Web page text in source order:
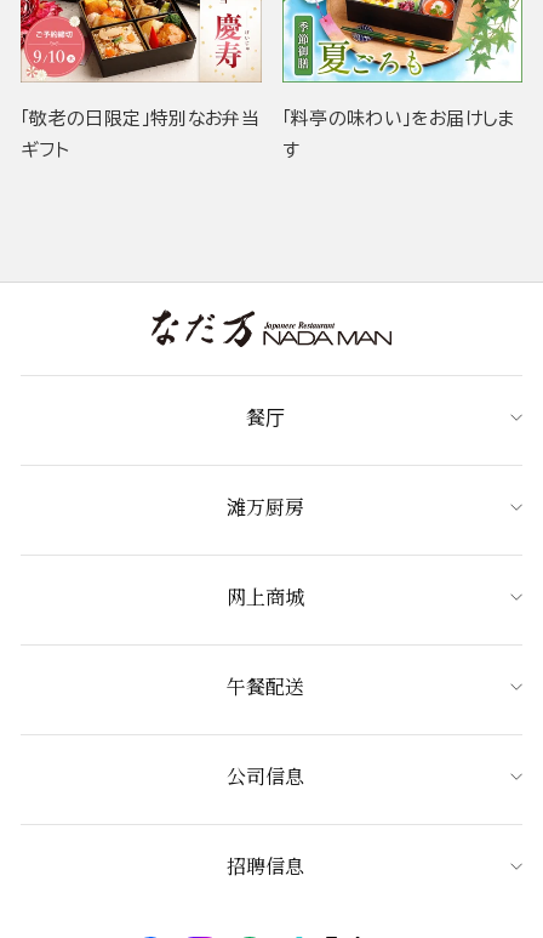
「敬老の日限定」特別なお弁当
ギフト
「料亭の味わい」をお届けしま
す
餐厅
滩万厨房
网上商城
午餐配送
公司信息
招聘信息